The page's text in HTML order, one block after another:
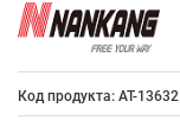
Код продукта: AT-13632